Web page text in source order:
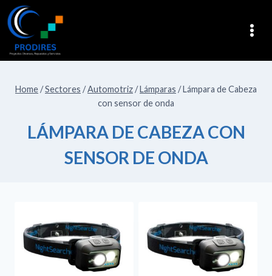
Home/Sectores /Automotriz/ Lámparas / Lámpara de Cabeza
con sensor de onda
LÁMPARA DE CABEZA CON
SENSOR DE ONDA